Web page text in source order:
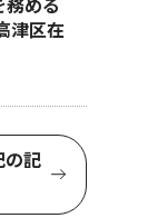
多摩区・麻
務める
津区在
の記